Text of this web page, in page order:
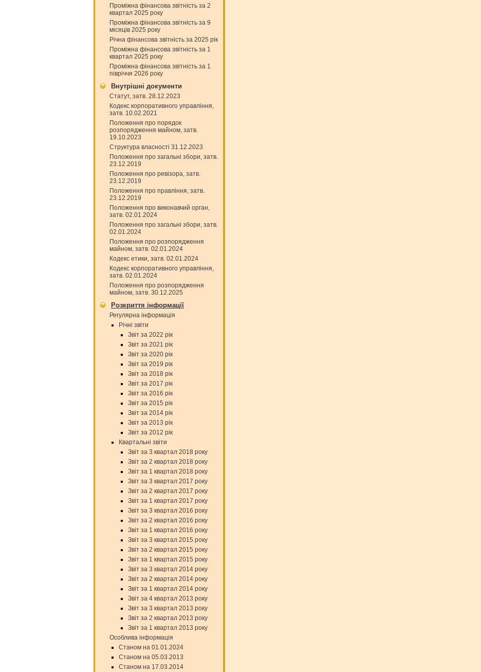
Проміжна фінансова звітність за 2
квартал 2025 року
Проміжна фінансова звітність за 9
місяців 2025 року
Річна фінансова звітність за 2025 рік
Проміжна фінансова звітність за 1
квартал 2025 року
Проміжна фінансова звітність за 1
півріччя 2026 року
Внутрішні документи
Статут, затв. 28.12.2023
Кодекс корпоративного управління,
затв. 10.02.2021
Положення про порядок
розпорядження майном, затв.
19.10.2023
Структура власності 31.12.2023
Положення про загальні збори, затв.
23.12.2019
Положення про ревізора, затв.
23.12.2019
Положення про правління, затв.
23.12.2019
Положення про виконавчий орган,
затв. 02.01.2024
Положення про загальні збори, затв.
02.01.2024
Положення про розпорядження
майном, затв. 02.01.2024
Кодекс етики, затв. 02.01.2024
Кодекс корпоративного управління,
затв. 02.01.2024
Положення про розпорядження
майном, затв. 30.12.2025
Розкриття інформації
Регулярна інформація
Річні звіти
Звіт за 2022 рік
Звіт за 2021 рік
Звіт за 2020 рік
Звіт за 2019 рік
Звіт за 2018 рік
Звіт за 2017 рік
Звіт за 2016 рік
Звіт за 2015 рік
Звіт за 2014 рік
Звіт за 2013 рік
Звіт за 2012 рік
Квартальні звіти
Звіт за 3 квартал 2018 року
Звіт за 2 квартал 2018 року
Звіт за 1 квартал 2018 року
Звіт за 3 квартал 2017 року
Звіт за 2 квартал 2017 року
Звіт за 1 квартал 2017 року
Звіт за 3 квартал 2016 року
Звіт за 2 квартал 2016 року
Звіт за 1 квартал 2016 року
Звіт за 3 квартал 2015 року
Звіт за 2 квартал 2015 року
Звіт за 1 квартал 2015 року
Звіт за 3 квартал 2014 року
Звіт за 2 квартал 2014 року
Звіт за 1 квартал 2014 року
Звіт за 4 квартал 2013 року
Звіт за 3 квартал 2013 року
Звіт за 2 квартал 2013 року
Звіт за 1 квартал 2013 року
Особлива інформація
Станом на 01.01.2024
Станом на 05.03.2013
Станом на 17.03.2014